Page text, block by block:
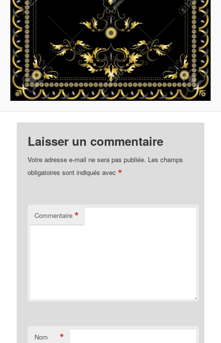
Laisser un commentaire
Votre adresse e-mail ne sera pas publiée. Les champs
obligatoires sont indiqués avec*
Commentaire *
Nom *